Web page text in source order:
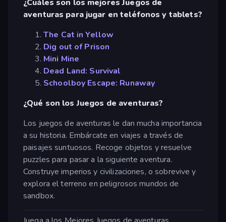
¿Cuáles son los mejores Juegos de
aventuras para jugar en teléfonos y tablets?
The Cat in Yellow
Dig out of Prison
Mini Mine
Dead Land: Survival
Schoolboy Escape: Runaway
¿Qué son los Juegos de aventuras?
Los juegos de aventuras le dan mucha importancia
a su historia. Embárcate en viajes a través de
paisajes suntuosos. Recoge objetos y resuelve
puzzles para pasar a la siguiente aventura.
Construye imperios y civilizaciones, o sobrevive y
explora el terreno en peligrosos mundos de
sandbox.